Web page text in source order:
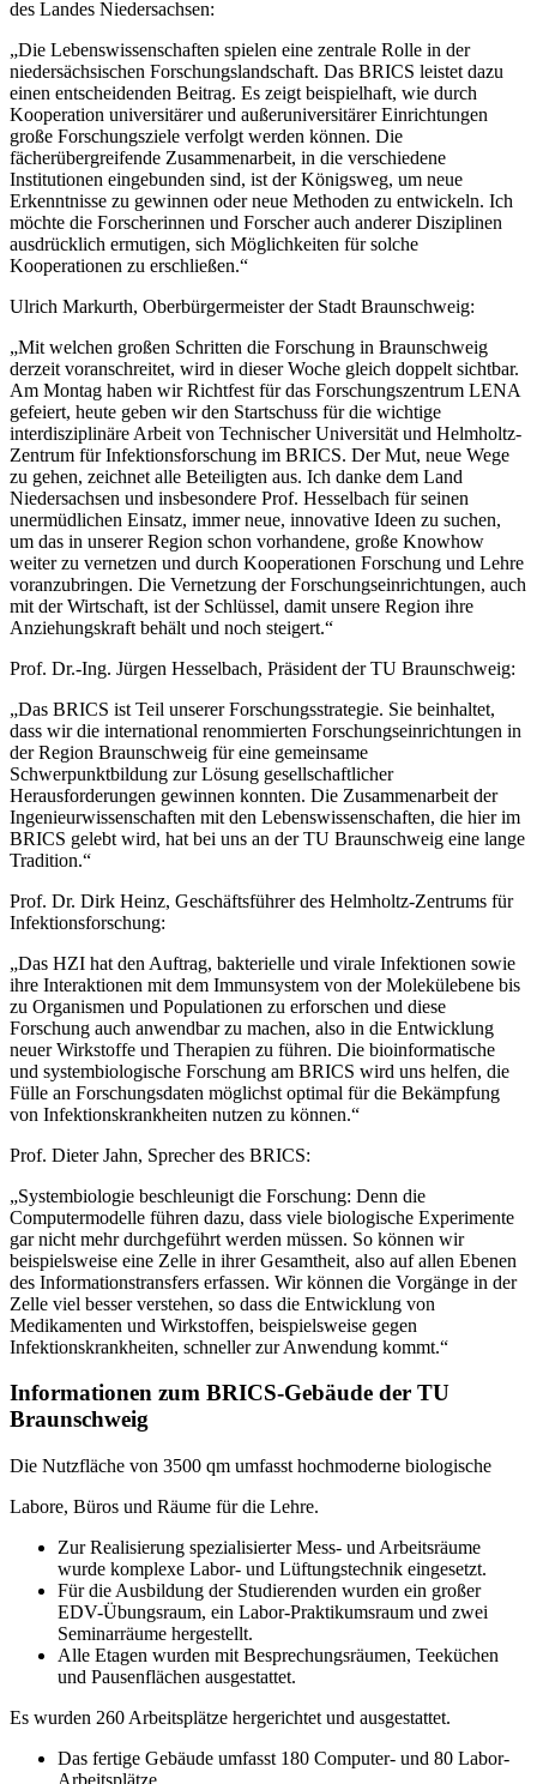
des Landes Niedersachsen:
„Die Lebenswissenschaften spielen eine zentrale Rolle in der
niedersächsischen Forschungslandschaft. Das BRICS leistet dazu
einen entscheidenden Beitrag. Es zeigt beispielhaft, wie durch
Kooperation universitärer und außeruniversitärer Einrichtungen
große Forschungsziele verfolgt werden können. Die
fächerübergreifende Zusammenarbeit, in die verschiedene
Institutionen eingebunden sind, ist der Königsweg, um neue
Erkenntnisse zu gewinnen oder neue Methoden zu entwickeln. Ich
möchte die Forscherinnen und Forscher auch anderer Disziplinen
ausdrücklich ermutigen, sich Möglichkeiten für solche
Kooperationen zu erschließen.“
Ulrich Markurth, Oberbürgermeister der Stadt Braunschweig:
„Mit welchen großen Schritten die Forschung in Braunschweig
derzeit voranschreitet, wird in dieser Woche gleich doppelt sichtbar.
Am Montag haben wir Richtfest für das Forschungszentrum LENA
gefeiert, heute geben wir den Startschuss für die wichtige
interdisziplinäre Arbeit von Technischer Universität und Helmholtz-
Zentrum für Infektionsforschung im BRICS. Der Mut, neue Wege
zu gehen, zeichnet alle Beteiligten aus. Ich danke dem Land
Niedersachsen und insbesondere Prof. Hesselbach für seinen
unermüdlichen Einsatz, immer neue, innovative Ideen zu suchen,
um das in unserer Region schon vorhandene, große Knowhow
weiter zu vernetzen und durch Kooperationen Forschung und Lehre
voranzubringen. Die Vernetzung der Forschungseinrichtungen, auch
mit der Wirtschaft, ist der Schlüssel, damit unsere Region ihre
Anziehungskraft behält und noch steigert.“
Prof. Dr.-Ing. Jürgen Hesselbach, Präsident der TU Braunschweig:
„Das BRICS ist Teil unserer Forschungsstrategie. Sie beinhaltet,
dass wir die international renommierten Forschungseinrichtungen in
der Region Braunschweig für eine gemeinsame
Schwerpunktbildung zur Lösung gesellschaftlicher
Herausforderungen gewinnen konnten. Die Zusammenarbeit der
Ingenieurwissenschaften mit den Lebenswissenschaften, die hier im
BRICS gelebt wird, hat bei uns an der TU Braunschweig eine lange
Tradition.“
Prof. Dr. Dirk Heinz, Geschäftsführer des Helmholtz-Zentrums für
Infektionsforschung:
„Das HZI hat den Auftrag, bakterielle und virale Infektionen sowie
ihre Interaktionen mit dem Immunsystem von der Molekülebene bis
zu Organismen und Populationen zu erforschen und diese
Forschung auch anwendbar zu machen, also in die Entwicklung
neuer Wirkstoffe und Therapien zu führen. Die bioinformatische
und systembiologische Forschung am BRICS wird uns helfen, die
Fülle an Forschungsdaten möglichst optimal für die Bekämpfung
von Infektionskrankheiten nutzen zu können.“
Prof. Dieter Jahn, Sprecher des BRICS:
„Systembiologie beschleunigt die Forschung: Denn die
Computermodelle führen dazu, dass viele biologische Experimente
gar nicht mehr durchgeführt werden müssen. So können wir
beispielsweise eine Zelle in ihrer Gesamtheit, also auf allen Ebenen
des Informationstransfers erfassen. Wir können die Vorgänge in der
Zelle viel besser verstehen, so dass die Entwicklung von
Medikamenten und Wirkstoffen, beispielsweise gegen
Infektionskrankheiten, schneller zur Anwendung kommt.“
Informationen zum BRICS-Gebäude der TU
Braunschweig
Die Nutzfläche von 3500 qm umfasst hochmoderne biologische
Labore, Büros und Räume für die Lehre.
Zur Realisierung spezialisierter Mess‐ und Arbeitsräume
wurde komplexe Labor‐ und Lüftungstechnik eingesetzt.
Für die Ausbildung der Studierenden wurden ein großer
EDV-Übungsraum, ein Labor‐Praktikumsraum und zwei
Seminarräume hergestellt.
Alle Etagen wurden mit Besprechungsräumen, Teeküchen
und Pausenflächen ausgestattet.
Es wurden 260 Arbeitsplätze hergerichtet und ausgestattet.
Das fertige Gebäude umfasst 180 Computer‐ und 80 Labor‐
Arbeitsplätze.